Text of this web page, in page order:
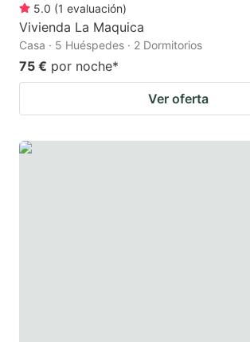
5.0 (1 evaluación)
Vivienda La Maquica
Casa · 5 Huéspedes · 2 Dormitorios
75 € por noche*
Ver oferta